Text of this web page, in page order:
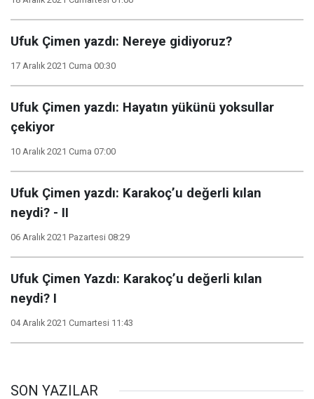
Ufuk Çimen yazdı: Nereye gidiyoruz?
17 Aralık 2021 Cuma 00:30
Ufuk Çimen yazdı: Hayatın yükünü yoksullar
çekiyor
10 Aralık 2021 Cuma 07:00
Ufuk Çimen yazdı: Karakoç’u değerli kılan
neydi? - II
06 Aralık 2021 Pazartesi 08:29
Ufuk Çimen Yazdı: Karakoç’u değerli kılan
neydi? I
04 Aralık 2021 Cumartesi 11:43
SON YAZILAR